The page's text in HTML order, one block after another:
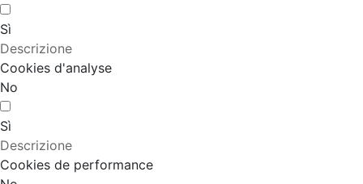
Sì
Descrizione
Cookies d'analyse
No
Sì
Descrizione
Cookies de performance